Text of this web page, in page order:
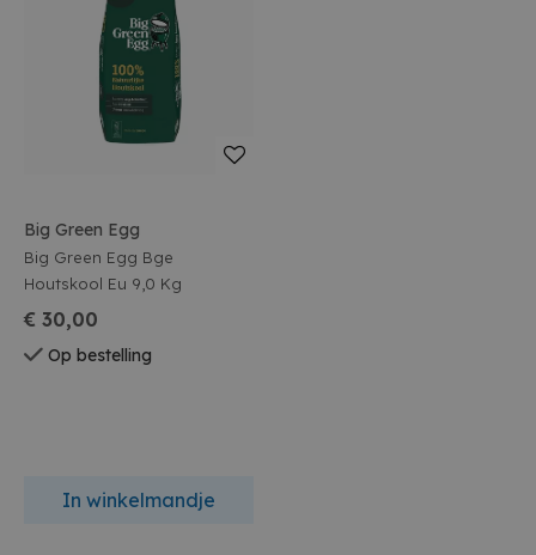
Big Green Egg
Big Green Egg Bge
Houtskool Eu 9,0 Kg
€ 30,00
Op bestelling
In winkelmandje